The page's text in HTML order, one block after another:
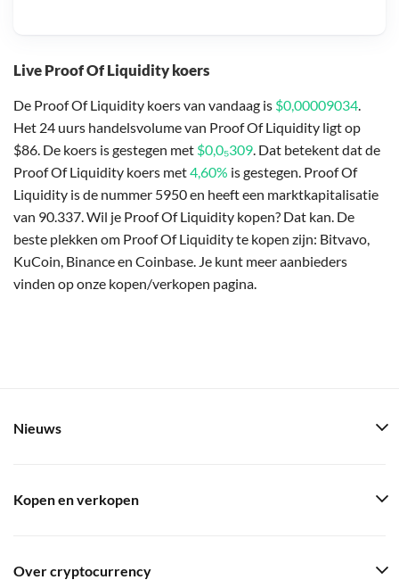
Live Proof Of Liquidity koers
De Proof Of Liquidity koers van vandaag is $0,00009034.
Het 24 uurs handelsvolume van Proof Of Liquidity ligt op
$86. De koers is gestegen met $0,0₅309. Dat betekent dat de
Proof Of Liquidity koers met4,60% is gestegen. Proof Of
Liquidity is de nummer 5950 en heeft een marktkapitalisatie
van 90.337. Wil je Proof Of Liquidity kopen? Dat kan. De
beste plekken om Proof Of Liquidity te kopen zijn: Bitvavo,
KuCoin, Binance en Coinbase. Je kunt meer aanbieders
vinden op onze kopen/verkopen pagina.
Nieuws
Kopen en verkopen
Over cryptocurrency